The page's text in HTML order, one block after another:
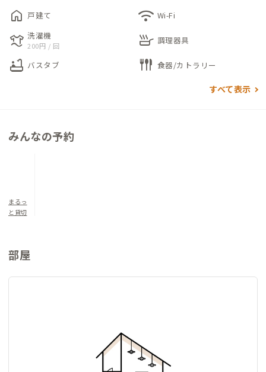
晴れた夜には満天の星空が見える出雲C邸。BBQコンロの貸し出
しもありますので、オン・オフどちらも満喫できそうです。
home 戸建て wifi Wi-Fi
laundry 洗濯機
200円 / 回 skillet 調理器具
bathtub バスタブ flatware 食器/カトラリー
すべて表示
みんなの予約
まるっ
と貸切
部屋